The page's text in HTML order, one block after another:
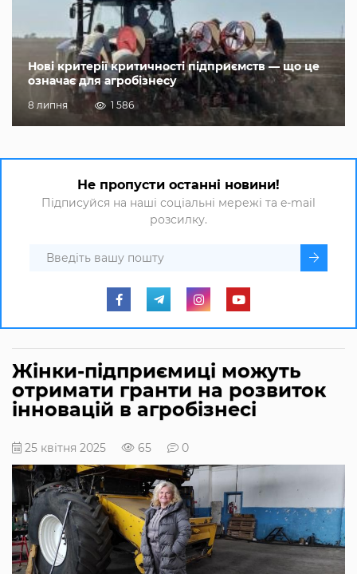
Нові критерії критичності підприємств — що це
означає для агробізнесу
8 липня 1 586
Не пропусти останні новини!
Підписуйся на наші соціальні мережі та e-mail
розсилку.
Жінки-підприємиці можуть
отримати гранти на розвиток
інновацій в агробізнесі
25 квітня 2025 65 0